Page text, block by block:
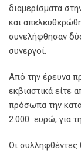
διαμερίσματα
και
συνελήφθησαν
συνεργοί.
Από την έρευνα
εκβιαστικά είτε
πρόσωπα την
2.000 ευρώ, για
Οι συλληφθέντες